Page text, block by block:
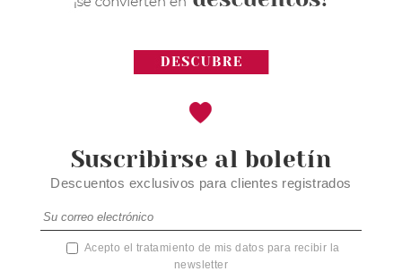
Suscribirse al boletín
Descuentos exclusivos para clientes registrados
Acepto el tratamiento de mis datos para recibir la
newsletter